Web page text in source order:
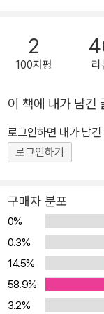
들을 생생하고 재미
심이 가득한 어린이들에
소드’와 똑똑한 ‘워
관찰 에피소드와 똑
드 만화로 수록되어 있
기’, ‘관찰 보고서 작
2
100자평 리
이 책에 내가 남긴
로그인하면 내가 남
로그인하기
구매자 분포
0%
0.3%
14.5%
58.9%
3.2%